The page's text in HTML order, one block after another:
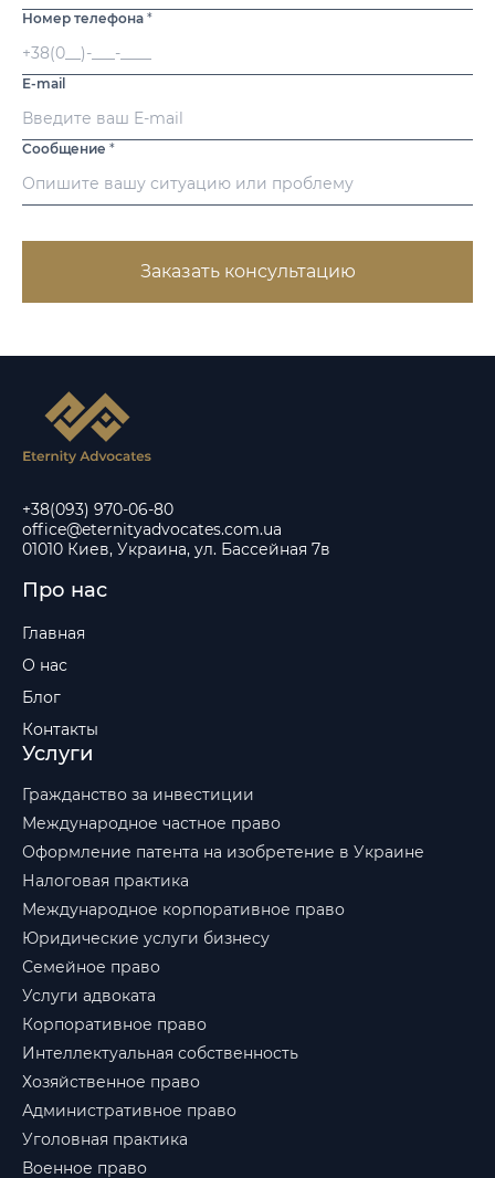
Номер телефона *
E-mail
Сообщение *
Заказать консультацию
+38(093) 970-06-80
office@eternityadvocates.com.ua
01010 Киев, Украина, ул. Бассейная 7в
Про нас
Главная
О нас
Блог
Контакты
Услуги
Гражданство за инвестиции
Международное частное право
Оформление патента на изобретение в Украине
Налоговая практика
Международное корпоративное право
Юридические услуги бизнесу
Семейное право
Услуги адвоката
Корпоративное право
Интеллектуальная собственность
Хозяйственное право
Административное право
Уголовная практика
Военное право